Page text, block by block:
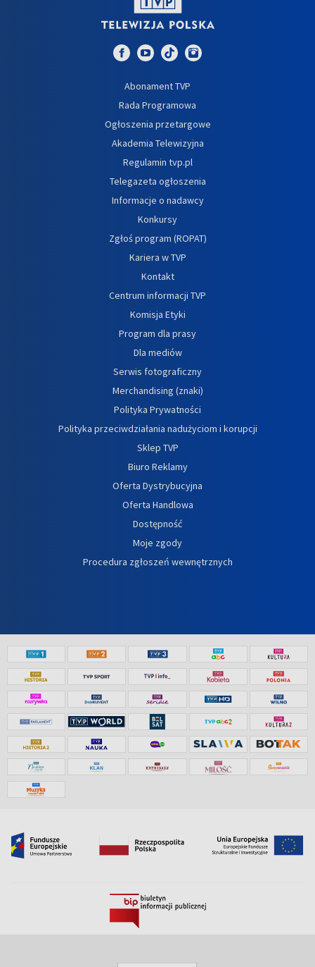
Abonament TVP
Rada Programowa
Ogłoszenia przetargowe
Akademia Telewizyjna
Regulamin tvp.pl
Telegazeta ogłoszenia
Informacje o nadawcy
Konkursy
Zgłoś program (ROPAT)
Kariera w TVP
Kontakt
Centrum informacji TVP
Komisja Etyki
Program dla prasy
Dla mediów
Serwis fotograficzny
Merchandising (znaki)
Polityka Prywatności
Polityka przeciwdziałania nadużyciom i korupcji
Sklep TVP
Biuro Reklamy
Oferta Dystrybucyjna
Oferta Handlowa
Dostępność
Moje zgody
Procedura zgłoszeń wewnętrznych